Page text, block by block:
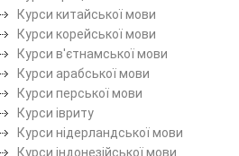
Курси китайської мови
Курси корейської мови
Курси в'єтнамської мови
Курси арабської мови
Курси перської мови
Курси івриту
Курси нідерландської мови
Курси індонезійської мови